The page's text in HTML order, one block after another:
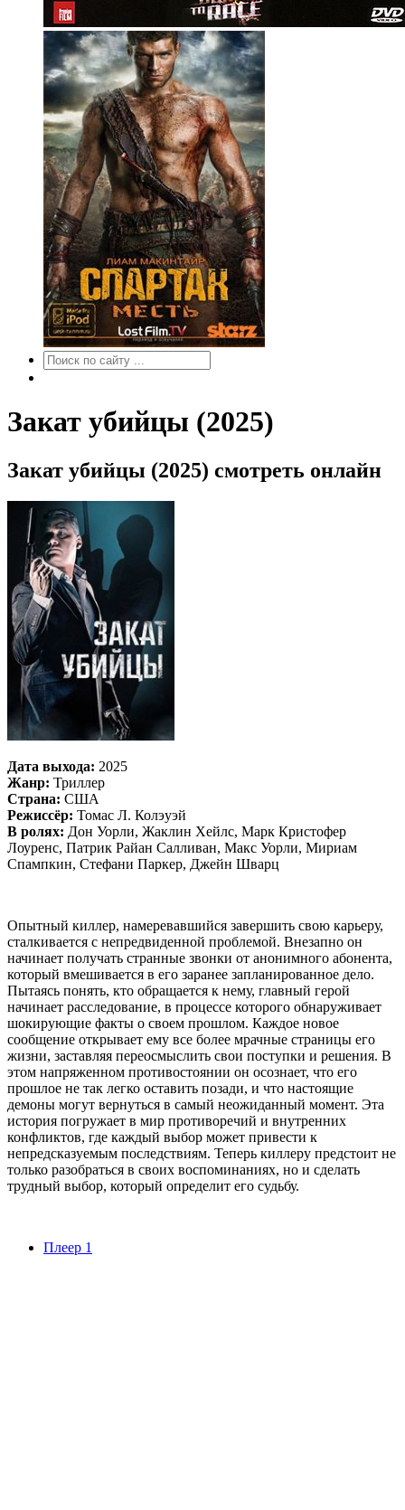
Закат убийцы (2025)
Закат убийцы (2025) смотреть онлайн
Дата выхода: 2025
Жанр: Триллер
Страна: США
Режиссёр: Томас Л. Колэуэй
В ролях: Дон Уорли, Жаклин Хейлс, Марк Кристофер
Лоуренс, Патрик Райан Салливан, Макс Уорли, Мириам
Спампкин, Стефани Паркер, Джейн Шварц
Опытный киллер, намеревавшийся завершить свою карьеру,
сталкивается с непредвиденной проблемой. Внезапно он
начинает получать странные звонки от анонимного абонента,
который вмешивается в его заранее запланированное дело.
Пытаясь понять, кто обращается к нему, главный герой
начинает расследование, в процессе которого обнаруживает
шокирующие факты о своем прошлом. Каждое новое
сообщение открывает ему все более мрачные страницы его
жизни, заставляя переосмыслить свои поступки и решения. В
этом напряженном противостоянии он осознает, что его
прошлое не так легко оставить позади, и что настоящие
демоны могут вернуться в самый неожиданный момент. Эта
история погружает в мир противоречий и внутренних
конфликтов, где каждый выбор может привести к
непредсказуемым последствиям. Теперь киллеру предстоит не
только разобраться в своих воспоминаниях, но и сделать
трудный выбор, который определит его судьбу.
Плеер 1